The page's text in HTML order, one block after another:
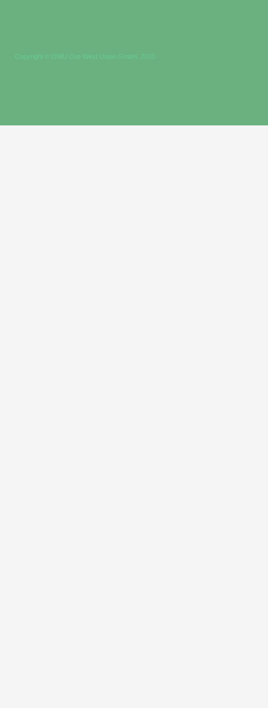
Copyright © OWU Ost-West Union GmbH, 2010